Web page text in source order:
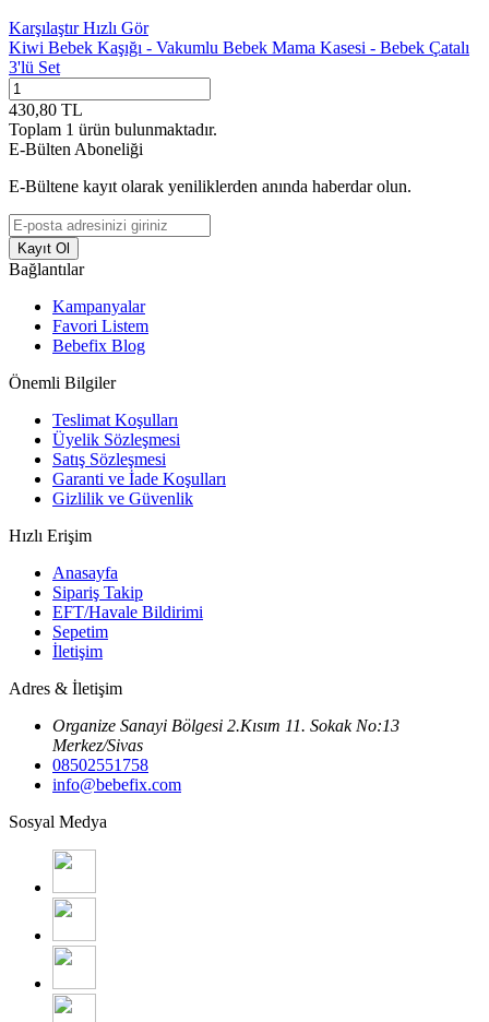
Karşılaştır Hızlı Gör
Kiwi Bebek Kaşığı - Vakumlu Bebek Mama Kasesi - Bebek Çatalı
3'lü Set
430,80 TL
Toplam 1 ürün bulunmaktadır.
E-Bülten Aboneliği
E-Bültene kayıt olarak yeniliklerden anında haberdar olun.
Kayıt Ol
Bağlantılar
Kampanyalar
Favori Listem
Bebefix Blog
Önemli Bilgiler
Teslimat Koşulları
Üyelik Sözleşmesi
Satış Sözleşmesi
Garanti ve İade Koşulları
Gizlilik ve Güvenlik
Hızlı Erişim
Anasayfa
Sipariş Takip
EFT/Havale Bildirimi
Sepetim
İletişim
Adres & İletişim
Organize Sanayi Bölgesi 2.Kısım 11. Sokak No:13
Merkez/Sivas
08502551758
info@bebefix.com
Sosyal Medya